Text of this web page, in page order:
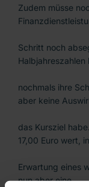
Zudem müsse
Schritt noch
Halbjahreszahlen
nochmals ihre
aber keine
das Kursziel
17,00 Euro wert, in
Erwartung eines
nun aber eine